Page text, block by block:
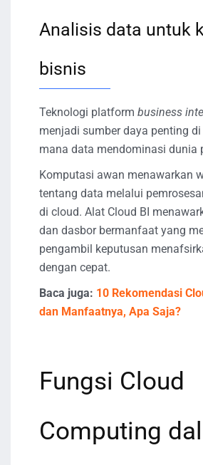
Analisis data untuk
bisnis
Teknologi platform business
menjadi sumber daya penting
mana data mendominasi dunia
Komputasi awan menawarkan
tentang data melalui
di cloud. Alat Cloud BI
dan dasbor bermanfaat yang
pengambil keputusan
dengan cepat.
Baca juga: 10 Rekomendasi
dan Manfaatnya, Apa Saja?
Fungsi Cloud
Computing